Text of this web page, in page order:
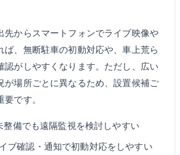
先からスマートフォンでライブ映像や
ば、無断駐車の初動対応や、車上荒ら
認がしやすくなります。ただし、広い
が場所ごとに異なるため、設置候補ご
です。
備でも遠隔監視を検討しやすい
ブ確認・通知で初動対応をしやすい